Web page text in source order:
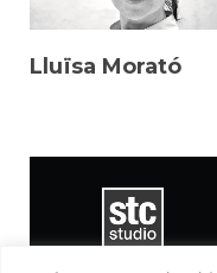
Lluïsa Morató